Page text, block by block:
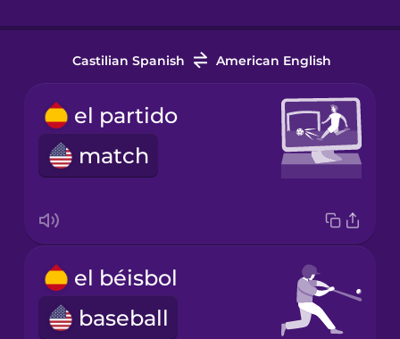
Castilian Spanish American English
el partido
match
el béisbol
baseball